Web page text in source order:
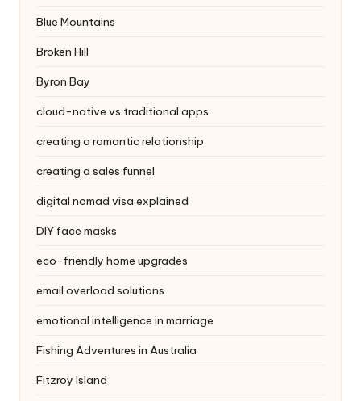
Blue Mountains
Broken Hill
Byron Bay
cloud-native vs traditional apps
creating a romantic relationship
creating a sales funnel
digital nomad visa explained
DIY face masks
eco-friendly home upgrades
email overload solutions
emotional intelligence in marriage
Fishing Adventures in Australia
Fitzroy Island